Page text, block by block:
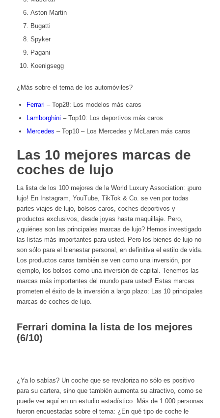
Aston Martin
Bugatti
Spyker
Pagani
Koenigsegg
¿Más sobre el tema de los automóviles?
Ferrari – Top28: Los modelos más caros
Lamborghini – Top10: Los deportivos más caros
Mercedes – Top10 – Los Mercedes y McLaren más caros
Las 10 mejores marcas de
coches de lujo
La lista de los 100 mejores de la World Luxury Association: ¡puro
lujo! En Instagram, YouTube, TikTok & Co. se ven por todas
partes viajes de lujo, bolsos caros, coches deportivos y
productos exclusivos, desde joyas hasta maquillaje. Pero,
¿quiénes son las principales marcas de lujo? Hemos investigado
las listas más importantes para usted. Pero los bienes de lujo no
son sólo para el bienestar personal, en definitiva el estilo de vida.
Los productos caros también se ven como una inversión, por
ejemplo, los bolsos como una inversión de capital. Tenemos las
marcas más importantes del mundo para usted! Estas marcas
prometen el éxito de la inversión a largo plazo: Las 10 principales
marcas de coches delujo.
Ferrari domina la lista de los mejores
(6/10)
¿Ya lo sabías? Un coche que se revaloriza no sólo es positivo
para su cartera, sino que también aumenta su atractivo, como se
puede ver aquí en un estudio estadístico. Más de 1.000 personas
fueron encuestadas sobre el tema: ¿En qué tipo de coche le